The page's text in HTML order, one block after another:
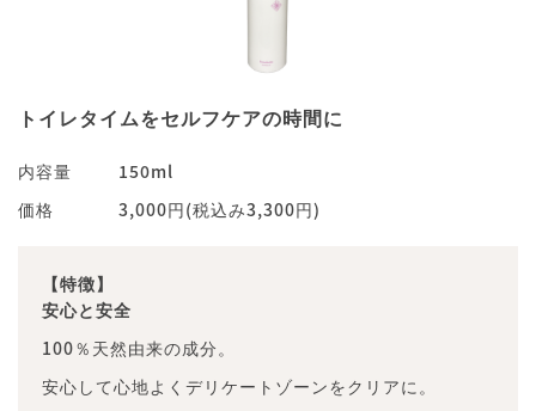
トイレタイムをセルフケアの時間に
内容量
150ml
価格
3,000円(税込み3,300円)
【特徴】
安心と安全
100％天然由来の成分。
安心して心地よくデリケートゾーンをクリアに。